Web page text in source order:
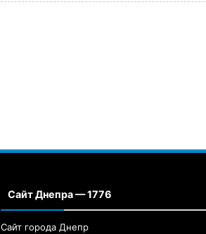
Сайт Днепра — 1776
Сайт города Днепр